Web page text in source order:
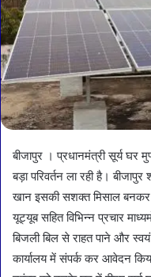
बीजापुर । प्रधानमंत्री सूर्य घर
बड़ा परिवर्तन ला रही है।
खान इसकी सशक्त मिसाल बनकर
यूट्यूब सहित विभिन्न प्रचार
बिजली बिल से राहत पाने और
कार्यालय में संपर्क कर आवेदन